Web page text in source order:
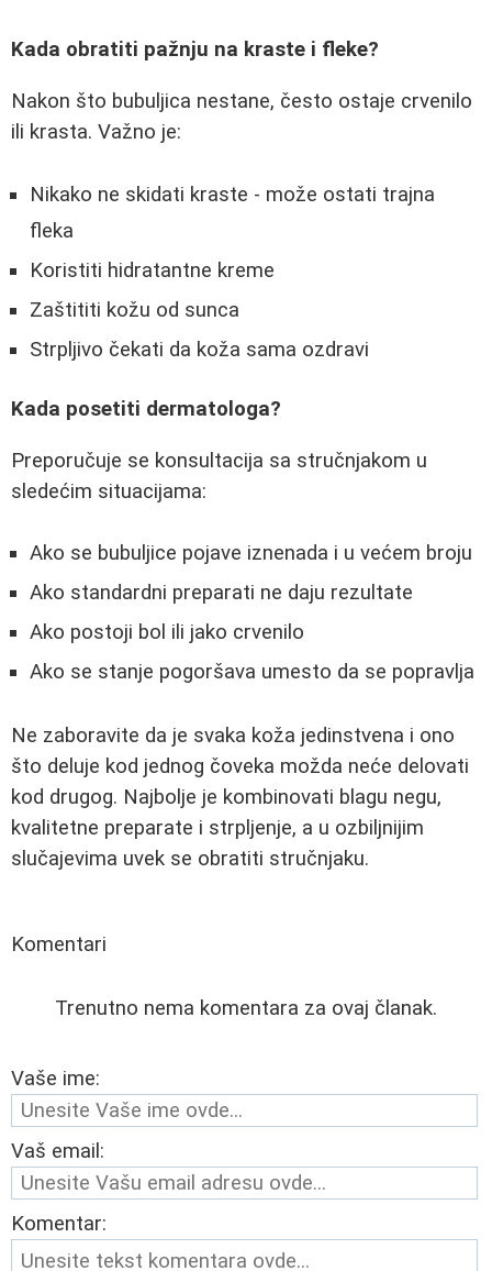
Kada obratiti pažnju na kraste i fleke?
Nakon što bubuljica nestane, često ostaje crvenilo
ili krasta. Važno je:
Nikako ne skidati kraste - može ostati trajna
fleka
Koristiti hidratantne kreme
Zaštititi kožu od sunca
Strpljivo čekati da koža sama ozdravi
Kada posetiti dermatologa?
Preporučuje se konsultacija sa stručnjakom u
sledećim situacijama:
Ako se bubuljice pojave iznenada i u većem broju
Ako standardni preparati ne daju rezultate
Ako postoji bol ili jako crvenilo
Ako se stanje pogoršava umesto da se popravlja
Ne zaboravite da je svaka koža jedinstvena i ono
što deluje kod jednog čoveka možda neće delovati
kod drugog. Najbolje je kombinovati blagu negu,
kvalitetne preparate i strpljenje, a u ozbiljnijim
slučajevima uvek se obratiti stručnjaku.
Komentari
Trenutno nema komentara za ovaj članak.
Vaše ime:
Vaš email:
Komentar: